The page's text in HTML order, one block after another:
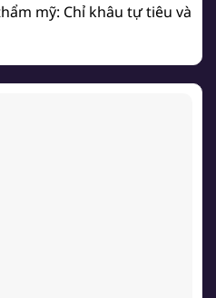
mỹ: Chỉ khâu tự tiêu và